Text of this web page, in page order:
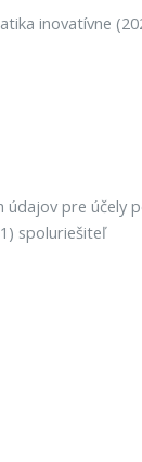
inovatívne
pre účely
spoluriešiteľ